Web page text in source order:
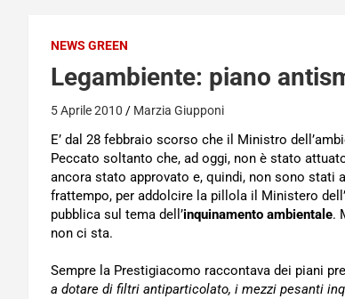
NEWS GREEN
Legambiente: piano
5 Aprile 2010 Marzia Giupponi
E’ dal 28 febbraio scorso che il Ministro
Peccato soltanto che, ad oggi, non è stato
ancora stato approvato e, quindi, non sono stati
frattempo, per addolcire la pillola il Ministero
pubblica sul tema dell’inquinamento ambientale.
non ci sta.
Sempre la Prestigiacomo raccontava dei piani
a dotare di filtri antiparticolato, i mezzi pesanti